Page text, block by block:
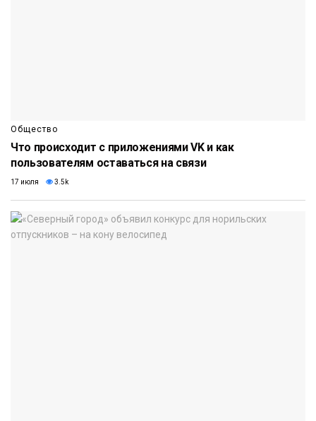
Общество
Что происходит с приложениями VK и как
пользователям оставаться на связи
17 июля 3.5k